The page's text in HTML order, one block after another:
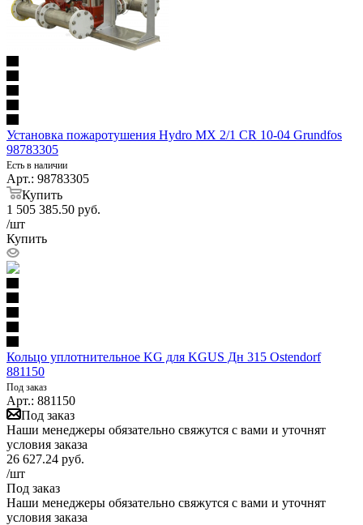
Установка пожаротушения Hydro MX 2/1 CR 10-04 Grundfos
98783305
Есть в наличии
Арт.: 98783305
Купить
1 505 385.50 руб.
/шт
Купить
Кольцо уплотнительное KG для KGUS Дн 315 Ostendorf
881150
Под заказ
Арт.: 881150
Под заказ
Наши менеджеры обязательно свяжутся с вами и уточнят
условия заказа
26 627.24 руб.
/шт
Под заказ
Наши менеджеры обязательно свяжутся с вами и уточнят
условия заказа